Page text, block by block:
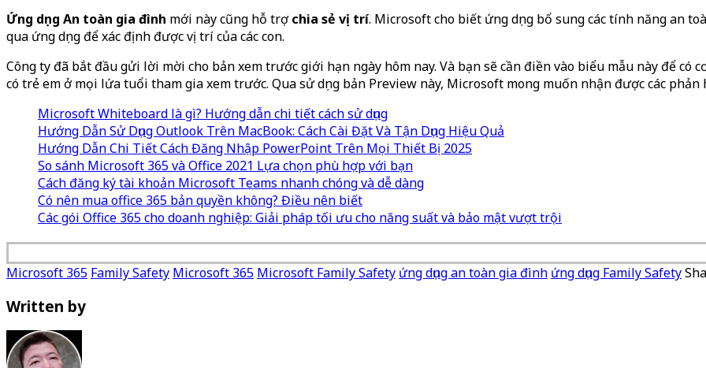
Ứng dụng An toàn gia đình mới này cũng hỗ trợchia sẻ vị trí. Microsoft cho biết ứng dụng bổ sung các tính năng an
qua ứng dụng để xác định được vị trí của các con.
Công ty đã bắt đầu gửi lời mời cho bản xem trước giới hạn ngày hôm nay. Và bạn sẽ cần điền vào biểu mẫu này để có
có trẻ em ở mọi lứa tuổi tham gia xem trước. Qua sử dụng bản Preview này, Microsoft mong muốn nhận được các
Microsoft Whiteboard là gì? Hướng dẫn chi tiết cách sử dụng
Hướng Dẫn Sử Dụng Outlook Trên MacBook: Cách Cài Đặt Và Tận Dụng Hiệu Quả
Hướng Dẫn Chi Tiết Cách Đăng Nhập PowerPoint Trên Mọi Thiết Bị 2025
So sánh Microsoft 365 và Office 2021 Lựa chọn phù hợp với bạn
Cách đăng ký tài khoản Microsoft Teams nhanh chóng và dễ dàng
Có nên mua office 365 bản quyền không? Điều nên biết
Các gói Office 365 cho doanh nghiệp: Giải pháp tối ưu cho năng suất và bảo mật vượt trội
Microsoft 365 Family Safety Microsoft 365 Microsoft Family Safety ứng dụng an toàn gia đình ứng dụng Family Safety
Written by